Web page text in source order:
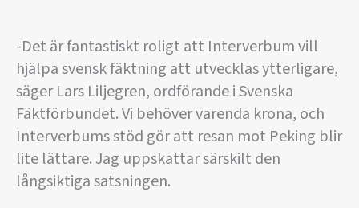
-Det är fantastiskt roligt att Interverbum vill
hjälpa svensk fäktning att utvecklas ytterligare,
säger Lars Liljegren, ordförande i Svenska
Fäktförbundet. Vi behöver varenda krona, och
Interverbums stöd gör att resan mot Peking blir
lite lättare. Jag uppskattar särskilt den
långsiktiga satsningen.